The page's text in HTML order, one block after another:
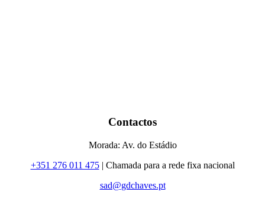
Contactos
Morada: Av. do Estádio
+351 276 011 475| Chamada para a rede fixa nacional
sad@gdchaves.pt